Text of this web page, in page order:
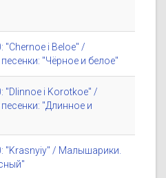
"Chernoe i Beloe" /
"Чёрное и белое"
"Dlinnoe i Korotkoe" /
"Длинное и
"Krasnyiy" / Малышарики.